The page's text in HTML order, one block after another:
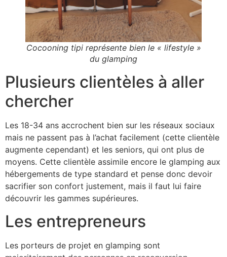
Cocooning tipi représente bien le « lifestyle »
du glamping
Plusieurs clientèles à aller
chercher
Les 18-34 ans accrochent bien sur les réseaux sociaux
mais ne passent pas à l’achat facilement (cette clientèle
augmente cependant) et les seniors, qui ont plus de
moyens. Cette clientèle assimile encore le glamping aux
hébergements de type standard et pense donc devoir
sacrifier son confort justement, mais il faut lui faire
découvrir les gammes supérieures.
Les entrepreneurs
Les porteurs de projet en glamping sont